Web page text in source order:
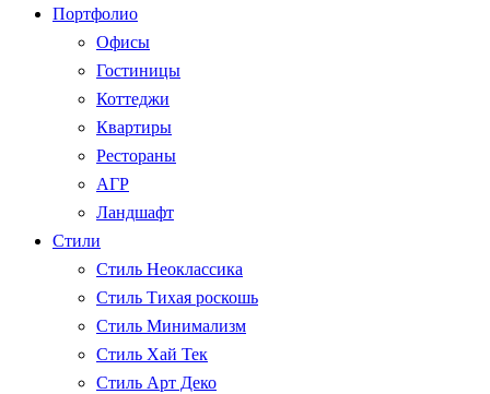
Портфолио
Офисы
Гостиницы
Коттеджи
Квартиры
Рестораны
АГР
Ландшафт
Стили
Стиль Неоклассика
Стиль Тихая роскошь
Стиль Минимализм
Стиль Хай Тек
Стиль Арт Деко